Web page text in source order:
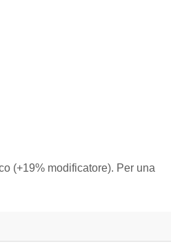
(+19% modificatore). Per una